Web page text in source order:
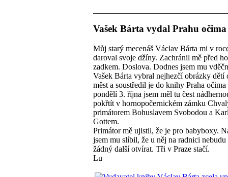
Vašek Bárta vydal Prahu
Můj starý mecenáš Václav Bárta mi v
daroval svoje džíny. Zachránil mě před
zadkem. Doslova. Dodnes jsem mu
Vašek Bárta vybral nejhezčí obrázky dětí
měst a soustředil je do knihy Praha
pondělí 3. října jsem měl tu čest
pokřtít v hornopočernickém zámku
primátorem Bohuslavem Svobodou a
Gottem.
Primátor mě ujistil, že je pro babyboxy.
jsem mu slíbil, že u něj na radnici nebudu
žádný další otvírat. Tři v Praze stačí.
Lu